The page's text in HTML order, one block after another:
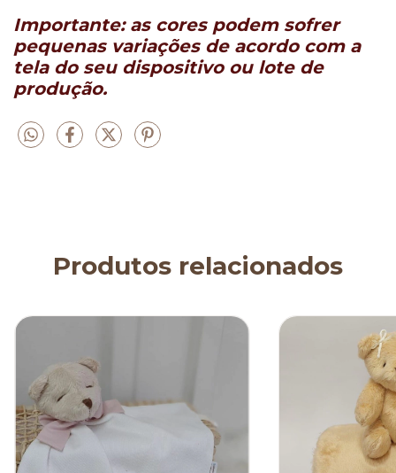
Importante: as cores podem sofrer
pequenas variações de acordo com a
tela do seu dispositivo ou lote de
produção.
Produtos relacionados